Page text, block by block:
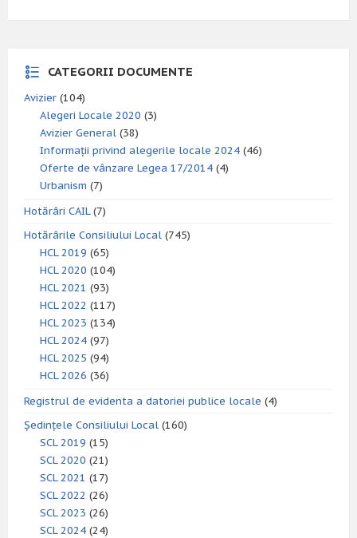
CATEGORII DOCUMENTE
Avizier (104)
Alegeri Locale 2020 (3)
Avizier General (38)
Informații privind alegerile locale 2024 (46)
Oferte de vânzare Legea 17/2014 (4)
Urbanism (7)
Hotărâri CAIL(7)
Hotărârile Consiliului Local (745)
HCL 2019 (65)
HCL 2020 (104)
HCL 2021 (93)
HCL 2022 (117)
HCL 2023 (134)
HCL 2024 (97)
HCL 2025 (94)
HCL 2026 (36)
Registrul de evidenta a datoriei publice locale (4)
Ședințele Consiliului Local (160)
SCL 2019 (15)
SCL 2020 (21)
SCL 2021 (17)
SCL 2022 (26)
SCL 2023 (26)
SCL 2024 (24)